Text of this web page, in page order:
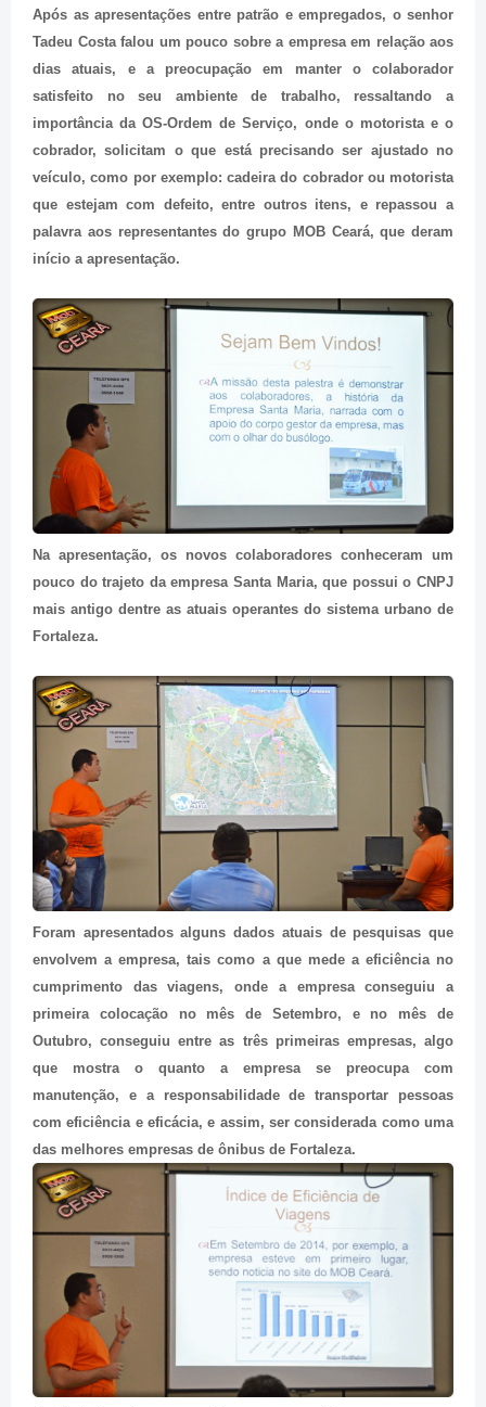
Após as apresentações entre patrão e empregados, o senhor
Tadeu Costa falou um pouco sobre a empresa em relação aos
dias atuais, e a preocupação em manter o colaborador
satisfeito no seu ambiente de trabalho, ressaltando a
importância da OS-Ordem de Serviço, onde o motorista e o
cobrador, solicitam o que está precisando ser ajustado no
veículo, como por exemplo: cadeira do cobrador ou motorista
que estejam com defeito, entre outros itens, e repassou a
palavra aos representantes do grupo MOB Ceará, que deram
início a apresentação.
Na apresentação, os novos colaboradores conheceram um
pouco do trajeto da empresa Santa Maria, que possui o CNPJ
mais antigo dentre as atuais operantes do sistema urbano de
Fortaleza.
Foram apresentados alguns dados atuais de pesquisas que
envolvem a empresa, tais como a que mede a eficiência no
cumprimento das viagens, onde a empresa conseguiu a
primeira colocação no mês de Setembro, e no mês de
Outubro, conseguiu entre as três primeiras empresas, algo
que mostra o quanto a empresa se preocupa com
manutenção, e a responsabilidade de transportar pessoas
com eficiência e eficácia, e assim, ser considerada como uma
das melhores empresas de ônibus de Fortaleza.